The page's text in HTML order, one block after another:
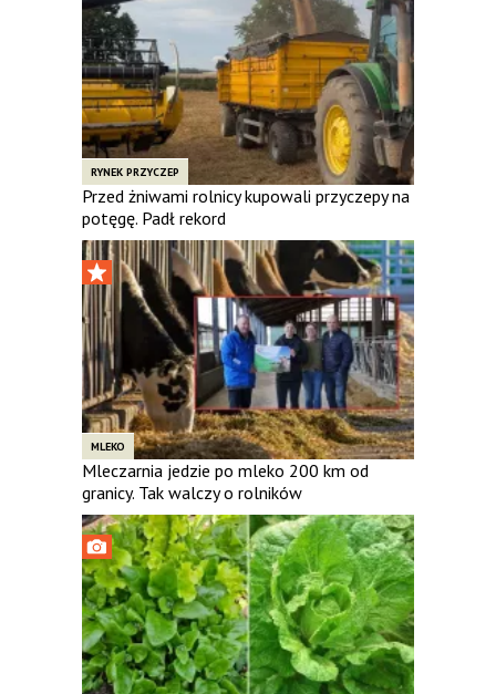
RYNEK PRZYCZEP
Przed żniwami rolnicy kupowali przyczepy na
potęgę. Padł rekord
MLEKO
Mleczarnia jedzie po mleko 200 km od
granicy. Tak walczy o rolników